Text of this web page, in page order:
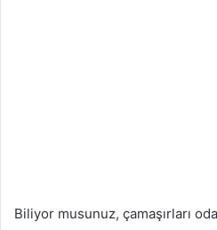
Biliyor musunuz, çamaşırları